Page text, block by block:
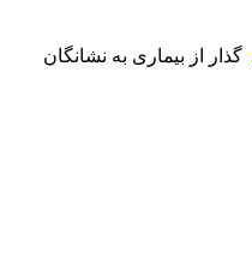
گذار از بیماری به نشانگان